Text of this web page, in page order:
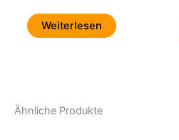
Weiterlesen
Ähnliche Produkte